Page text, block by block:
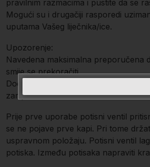
pravilnim razmacima i pustite da se
Mogući su i drugačiji rasporedi
uputama Vašeg liječnika/ice.
Upozorenje:
Navedena maksimalna preporučena
smije se prekoračiti.
Dodatci i nadupune prehrani ne
zamjena za uravnoteženu i
Prije prve uporabe potisni ventil
se ne pojave prve kapi. Pri tome
uspravnom položaju. Potisni ventil
potiska. Između potisaka napraviti